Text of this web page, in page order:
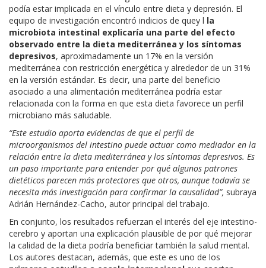
podía estar implicada en el vínculo entre dieta y depresión. El
equipo de investigación encontró indicios de quey l la
microbiota intestinal explicaría una parte del efecto
observado entre la dieta mediterránea y los síntomas
depresivos, aproximadamente un 17% en la versión
mediterránea con restricción energética y alrededor de un 31%
en la versión estándar. Es decir, una parte del beneficio
asociado a una alimentación mediterránea podría estar
relacionada con la forma en que esta dieta favorece un perfil
microbiano más saludable.
“Este estudio aporta evidencias de que el perfil de
microorganismos del intestino puede actuar como mediador en la
relación entre la dieta mediterránea y los síntomas depresivos. Es
un paso importante para entender por qué algunos patrones
dietéticos parecen más protectores que otros, aunque todavía se
necesita más investigación para confirmar la causalidad”, subraya
Adrián Hernández-Cacho, autor principal del trabajo.
En conjunto, los resultados refuerzan el interés del eje intestino-
cerebro y aportan una explicación plausible de por qué mejorar
la calidad de la dieta podría beneficiar también la salud mental.
Los autores destacan, además, que este es uno de los